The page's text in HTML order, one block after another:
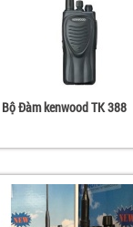
Bộ Đàm kenwood TK 388